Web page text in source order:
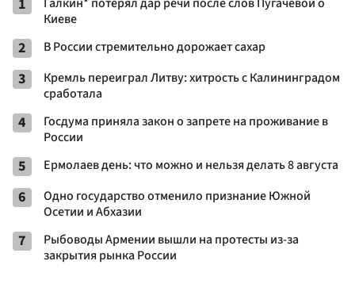
1
Киеве
2 В России стремительно дорожает сахар
3
Кремль переиграл Литву: хитрость с Калининградом
сработала
4
Госдума приняла закон о запрете на проживание в
России
5 Ермолаев день: что можно и нельзя делать 8 августа
6
Одно государство отменило признание Южной
Осетии и Абхазии
7
Рыбоводы Армении вышли на протесты из-за
закрытия рынка России